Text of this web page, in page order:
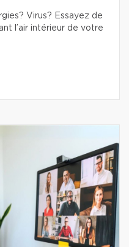
Virus? Essayez de
l’air intérieur de votre